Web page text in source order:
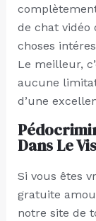
de chat vidéo
choses
Le meilleur,
aucune
d’une
Dans Le
Si vous êtes
gratuite
notre site de